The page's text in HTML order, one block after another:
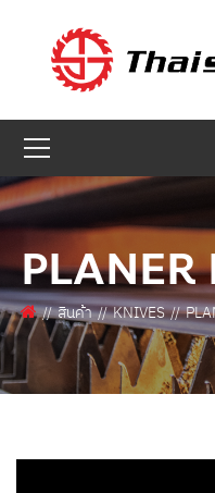
GET A
ชื่อบริษัท :
เบอร์ติดต่อกลับ * :
อีเมล * :
PLANER
สินค้า KNIVES